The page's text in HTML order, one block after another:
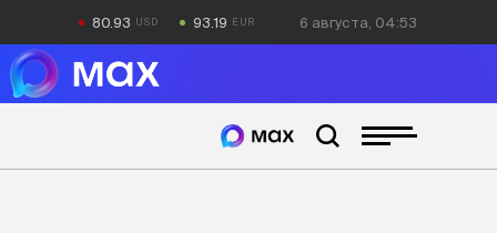
80.93 93.19 6 августа, 04:53